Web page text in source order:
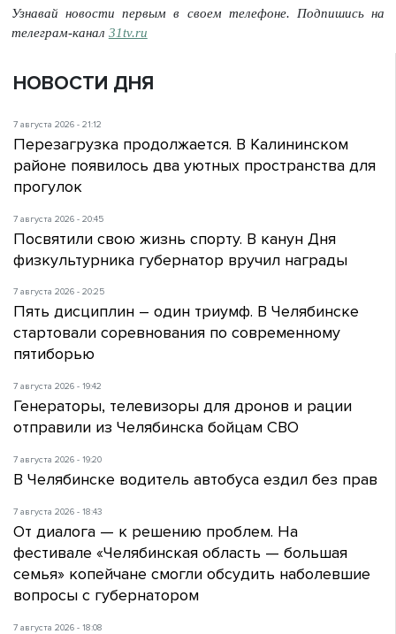
Узнавай новости первым в своем телефоне. Подпишись на
телеграм-канал 31tv.ru
НОВОСТИ ДНЯ
7 августа 2026 - 21:12
Перезагрузка продолжается. В Калининском
районе появилось два уютных пространства для
прогулок
7 августа 2026 - 20:45
Посвятили свою жизнь спорту. В канун Дня
физкультурника губернатор вручил награды
7 августа 2026 - 20:25
Пять дисциплин – один триумф. В Челябинске
стартовали соревнования по современному
пятиборью
7 августа 2026 - 19:42
Генераторы, телевизоры для дронов и рации
отправили из Челябинска бойцам СВО
7 августа 2026 - 19:20
В Челябинске водитель автобуса ездил без прав
7 августа 2026 - 18:43
От диалога — к решению проблем. На
фестивале «Челябинская область — большая
семья» копейчане смогли обсудить наболевшие
вопросы с губернатором
7 августа 2026 - 18:08